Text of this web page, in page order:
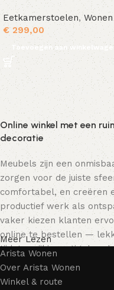
Eetkamerstoelen,Wonen
€299,00
Toevoegen aan
Online winkel met een
decoratie
Meubels zijn een
zorgen voor de juiste
comfortabel, en creëren
productief werk als
vaker kiezen klanten
online te bestellen —
tijd, terwijl je rustig door
meubelstuk kiest dat bij
een uitgebreide
Meer Lezen
Arista Wonen
Over Arista Wonen
Winkel & route